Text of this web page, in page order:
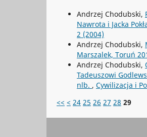
Andrzej Chodubski,
Nawrota i Jacka
2 (2004)
Andrzej Chodubski,
Marszalek, Toruń
Andrzej Chodubski,
Tadeuszowi
nlb. , Cywilizacja i
<< < 24 25 26 27 28 29